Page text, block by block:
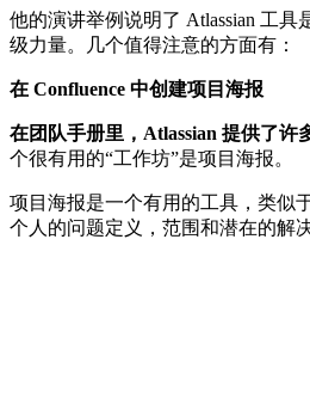
他的演讲举例说明了 Atlassian 工具
级力量。几个值得注意的方面有：
在 Confluence 中创建项目海报
在团队手册里，Atlassian 提供了许
个很有用的“工作坊”是项目海报。
项目海报是一个有用的工具，类似
个人的问题定义，范围和潜在的解